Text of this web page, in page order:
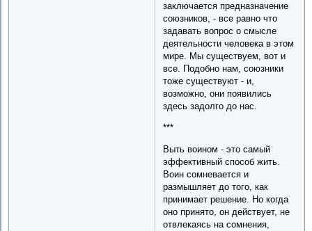
заключается предназначение
союзников, - все равно что
задавать вопрос о смысле
деятельности человека в этом
мире. Мы существуем, вот и
все. Подобно нам, союзники
тоже существуют - и,
возможно, они появились
здесь задолго до нас.
***
Выть воином - это самый
эффективный способ жить.
Воин сомневается и
размышляет до того, как
принимает решение. Но когда
оно принято, он действует, не
отвлекаясь на сомнения,